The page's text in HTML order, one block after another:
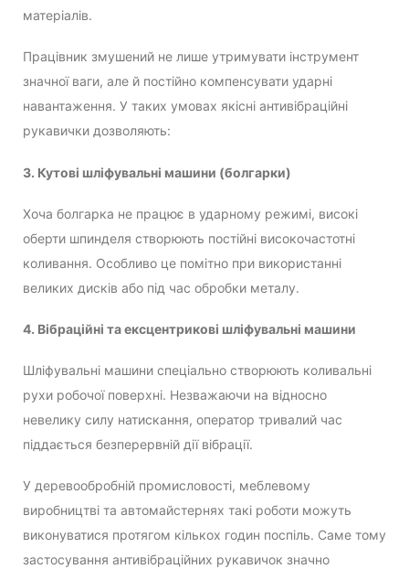
матеріалів.
Працівник змушений не лише утримувати інструмент
значної ваги, але й постійно компенсувати ударні
навантаження. У таких умовах якісні антивібраційні
рукавички дозволяють:
3. Кутові шліфувальні машини (болгарки)
Хоча болгарка не працює в ударному режимі, високі
оберти шпинделя створюють постійні високочастотні
коливання. Особливо це помітно при використанні
великих дисків або під час обробки металу.
4. Вібраційні та ексцентрикові шліфувальні машини
Шліфувальні машини спеціально створюють коливальні
рухи робочої поверхні. Незважаючи на відносно
невелику силу натискання, оператор тривалий час
піддається безперервній дії вібрації.
У деревообробній промисловості, меблевому
виробництві та автомайстернях такі роботи можуть
виконуватися протягом кількох годин поспіль. Саме тому
застосування антивібраційних рукавичок значно